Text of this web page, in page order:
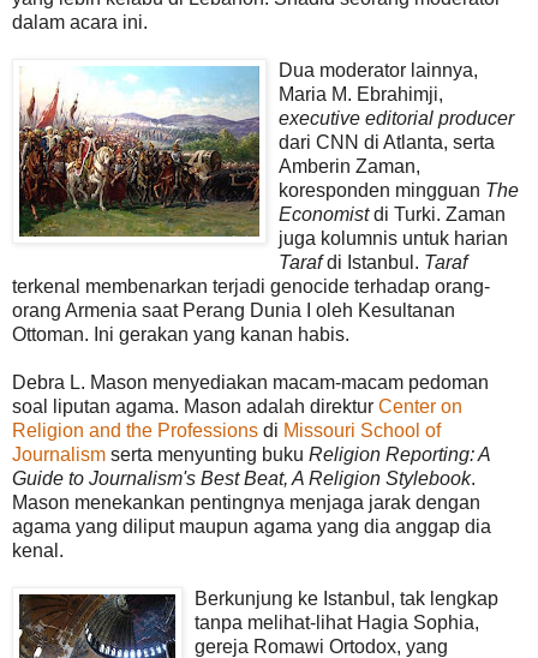
dalam acara ini.
Dua moderator lainnya,
Maria M. Ebrahimji,
executive editorial producer
dari CNN di Atlanta, serta
Amberin Zaman,
koresponden mingguan The
Economistdi Turki. Zaman
juga kolumnis untuk harian
Tarafdi Istanbul. Taraf
terkenal membenarkan terjadi genocide terhadap orang-
orang Armenia saat Perang Dunia I oleh Kesultanan
Ottoman. Ini gerakan yang kanan habis.
Debra L. Mason menyediakan macam-macam pedoman
soal liputan agama. Mason adalah direktur Center on
Religion and the Professions di Missouri School of
Journalism serta menyunting buku Religion Reporting: A
Guide to Journalism's Best Beat, A Religion Stylebook.
Mason menekankan pentingnya menjaga jarak dengan
agama yang diliput maupun agama yang dia anggap dia
kenal.
Berkunjung ke Istanbul, tak lengkap
tanpa melihat-lihat Hagia Sophia,
gereja Romawi Ortodox, yang